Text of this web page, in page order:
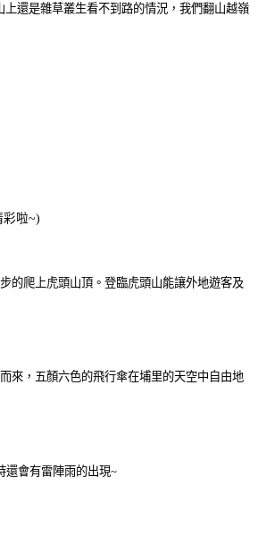
還是雜草叢生看不到路的情況，我們翻山越嶺
彩啦~)
的爬上虎頭山頂。登臨虎頭山能讓外地遊客及
來，五顏六色的飛行傘在埔里的天空中自由地
還會有雷陣雨的出現~